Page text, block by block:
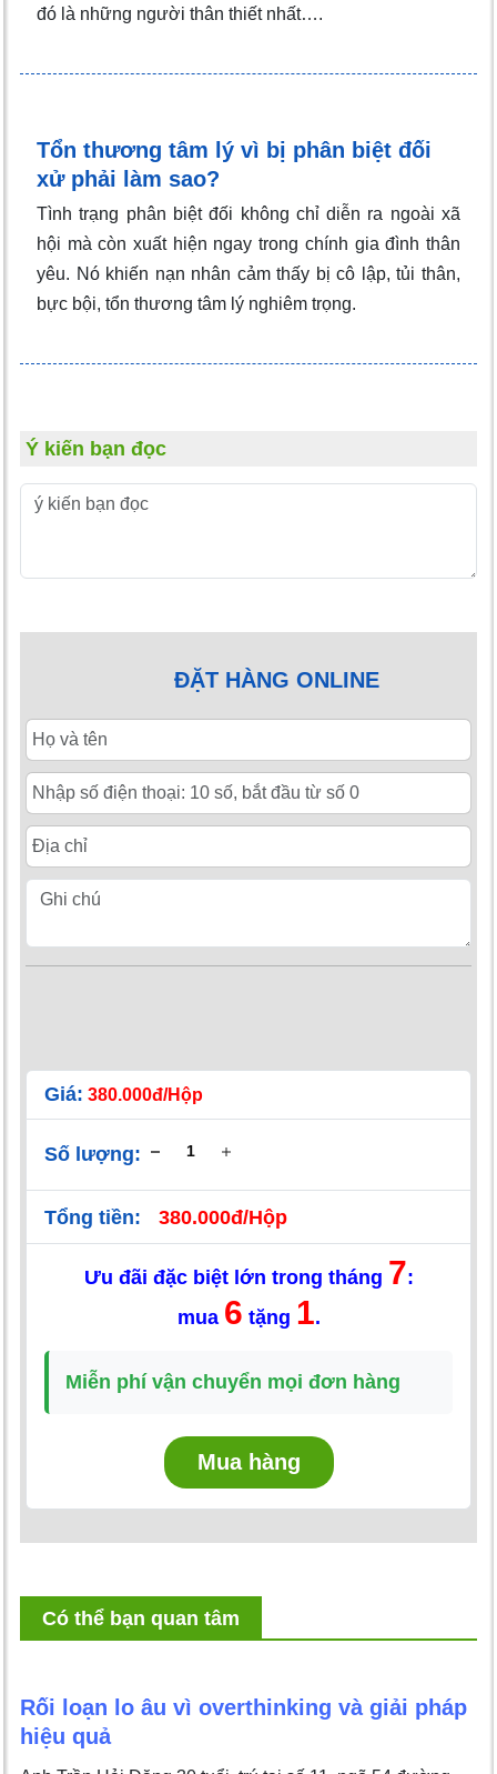
đó là những người thân thiết nhất….
Tổn thương tâm lý vì bị phân biệt đối
xử phải làm sao?
Tình trạng phân biệt đối không chỉ diễn ra ngoài xã
hội mà còn xuất hiện ngay trong chính gia đình thân
yêu. Nó khiến nạn nhân cảm thấy bị cô lập, tủi thân,
bực bội, tổn thương tâm lý nghiêm trọng.
Ý kiến bạn đọc
ĐẶT HÀNG ONLINE
Giá: 380.000đ/Hộp
Số lượng:
Tổng tiền: 380.000đ/Hộp
Ưu đãi đặc biệt lớn trong tháng 7:
mua 6 tặng 1.
Miễn phí vận chuyển mọi đơn hàng
Mua hàng
Có thể bạn quan tâm
Rối loạn lo âu vì overthinking và giải pháp
hiệu quả